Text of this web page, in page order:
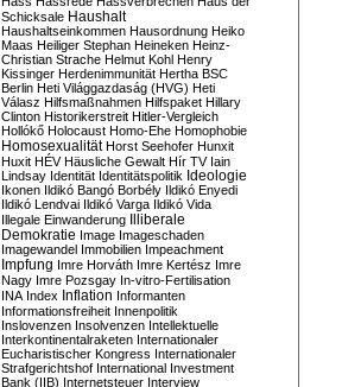
Schicksale Haushalt
Haushaltseinkommen Hausordnung Heiko
Maas Heiliger Stephan Heineken Heinz-
Christian Strache Helmut Kohl Henry
Kissinger Herdenimmunität Hertha BSC
Berlin Heti Világgazdaság (HVG) Heti
Válasz Hilfsmaßnahmen Hilfspaket Hillary
Clinton Historikerstreit Hitler-Vergleich
Hollókő Holocaust Homo-Ehe Homophobie
Homosexualität Horst Seehofer Hunxit
Huxit HÉV Häusliche Gewalt Hír TV Iain
Lindsay Identität Identitätspolitik Ideologie
Ikonen Ildikó Bangó Borbély Ildikó Enyedi
Ildikó Lendvai Ildikó Varga Ildikó Vida
Illegale Einwanderung Illiberale
Demokratie Image Imageschaden
Imagewandel Immobilien Impeachment
Impfung Imre Horváth Imre Kertész Imre
Nagy Imre Pozsgay In-vitro-Fertilisation
INA Index Inflation Informanten
Informationsfreiheit Innenpolitik
Inslovenzen Insolvenzen Intellektuelle
Interkontinentalraketen Internationaler
Eucharistischer Kongress Internationaler
Strafgerichtshof International Investment
Bank (IIB) Internetsteuer Interview